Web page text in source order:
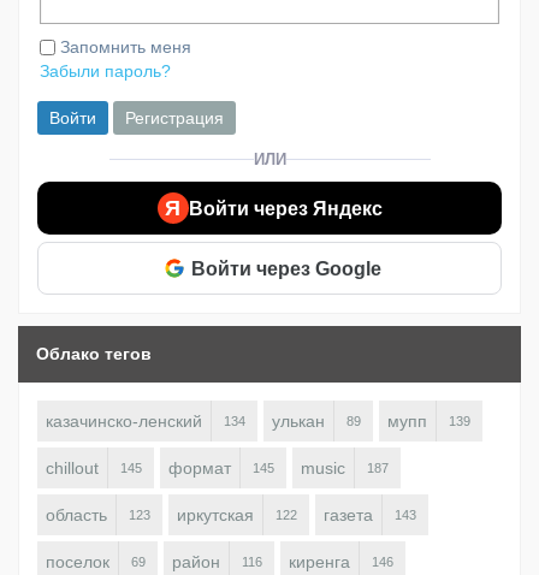
Запомнить меня
Забыли пароль?
Войти Регистрация
ИЛИ
Я Войти через Яндекс
Войти через Google
Облако тегов
казачинско-ленский 134 улькан 89 мупп 139
chillout 145 формат 145 music 187
область 123 иркутская 122 газета 143
поселок 69 район 116 киренга 146